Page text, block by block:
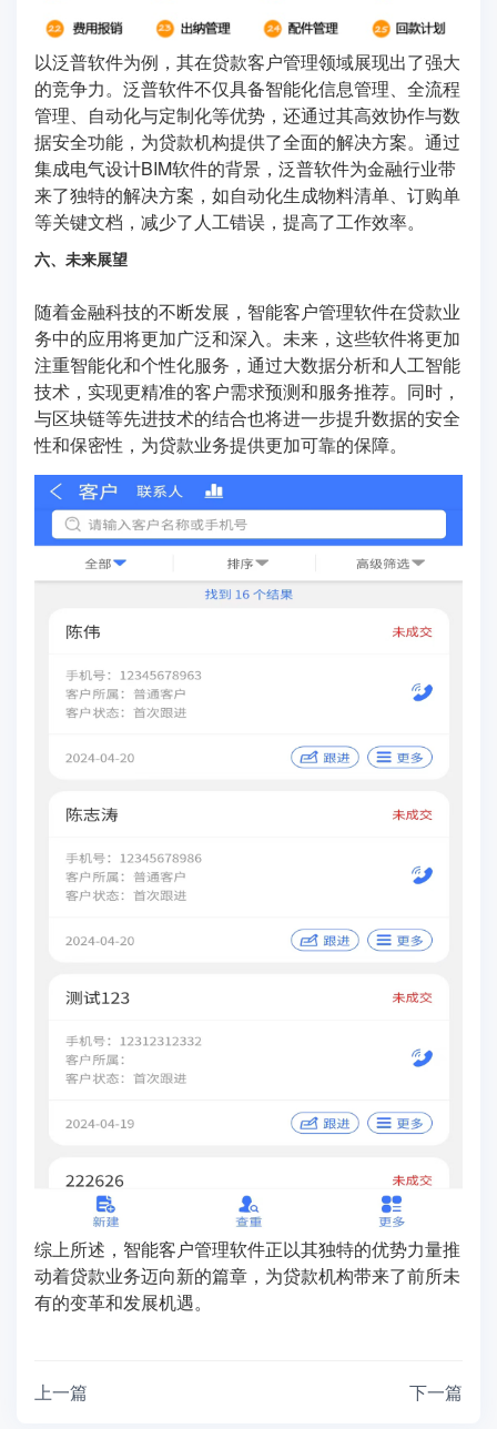
以泛普软件为例，其在贷款客户管理领域展现出了强大
的竞争力。泛普软件不仅具备智能化信息管理、全流程
管理、自动化与定制化等优势，还通过其高效协作与数
据安全功能，为贷款机构提供了全面的解决方案。通过
集成电气设计BIM软件的背景，泛普软件为金融行业带
来了独特的解决方案，如自动化生成物料清单、订购单
等关键文档，减少了人工错误，提高了工作效率。
六、未来展望
随着金融科技的不断发展，智能客户管理软件在贷款业
务中的应用将更加广泛和深入。未来，这些软件将更加
注重智能化和个性化服务，通过大数据分析和人工智能
技术，实现更精准的客户需求预测和服务推荐。同时，
与区块链等先进技术的结合也将进一步提升数据的安全
性和保密性，为贷款业务提供更加可靠的保障。
综上所述，智能客户管理软件正以其独特的优势力量推
动着贷款业务迈向新的篇章，为贷款机构带来了前所未
有的变革和发展机遇。
上一篇 下一篇